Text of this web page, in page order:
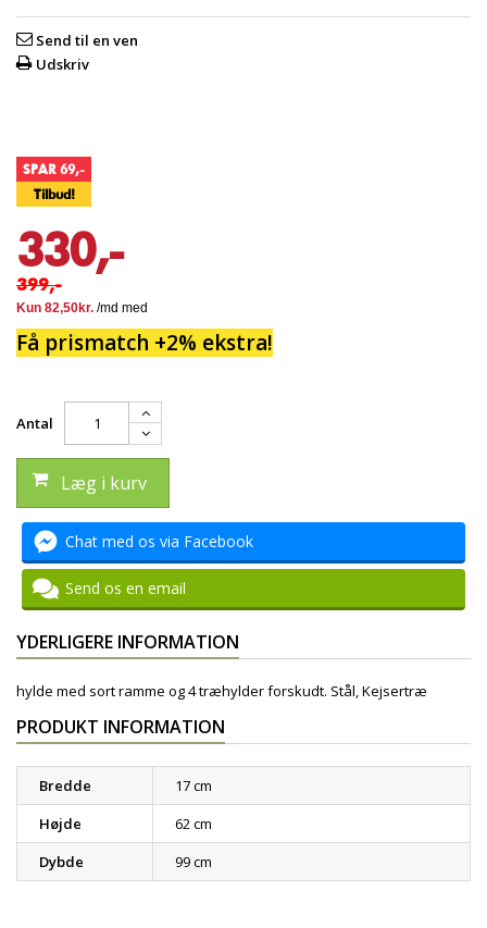
Send til en ven
Udskriv
SPAR 69,-
Tilbud!
330,-
399,-
Få prismatch +2% ekstra!
Antal
Læg i kurv
Chat med os via Facebook
Send os en email
YDERLIGERE INFORMATION
hylde med sort ramme og 4 træhylder forskudt. Stål, Kejsertræ
PRODUKT INFORMATION
Bredde
17 cm
Højde
62 cm
Dybde
99 cm